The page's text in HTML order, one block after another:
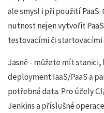
ale smysl i při použití
nutnost nejen vytvořit
testovacími či startovacími
Jasně - můžete mít
deployment IaaS/PaaS a
potřebná data. Pro účely
Jenkins a příslušné